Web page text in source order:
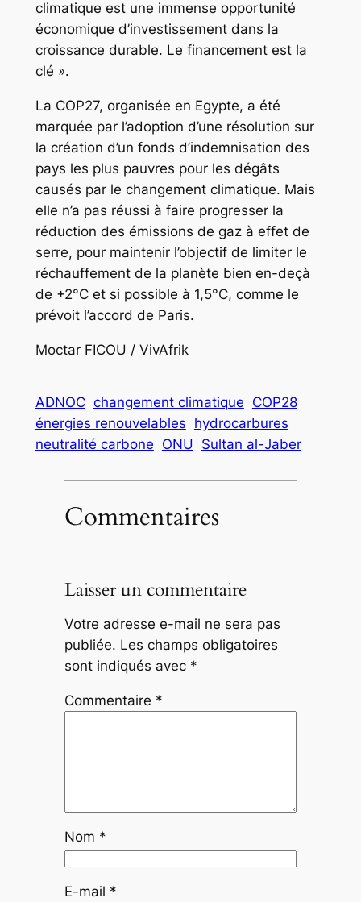
climatique est une immense opportunité
économique d’investissement dans la
croissance durable. Le financement est la
clé ».
La COP27, organisée en Egypte, a été
marquée par l’adoption d’une résolution sur
la création d’un fonds d’indemnisation des
pays les plus pauvres pour les dégâts
causés par le changement climatique. Mais
elle n’a pas réussi à faire progresser la
réduction des émissions de gaz à effet de
serre, pour maintenir l’objectif de limiter le
réchauffement de la planète bien en-deçà
de +2°C et si possible à 1,5°C, comme le
prévoit l’accord de Paris.
Moctar FICOU / VivAfrik
ADNOC changement climatique COP28
énergies renouvelables hydrocarbures
neutralité carbone ONU Sultan al-Jaber
Commentaires
Laisser un commentaire
Votre adresse e-mail ne sera pas
publiée. Les champs obligatoires
sont indiqués avec *
Commentaire *
Nom *
E-mail *